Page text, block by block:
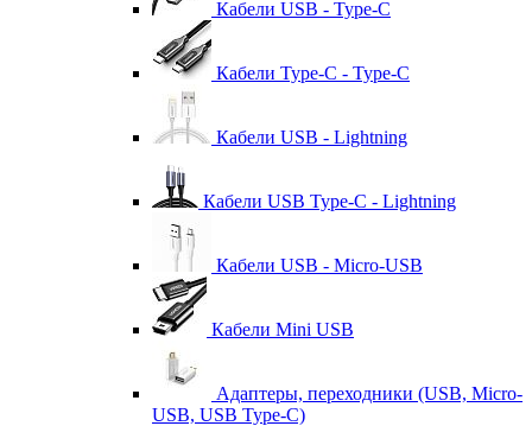
Кабели USB - Type-C
Кабели Type-C - Type-C
Кабели USB - Lightning
Кабели USB Type-C - Lightning
Кабели USB - Micro-USB
Кабели Mini USB
Адаптеры, переходники (USB, Micro-
USB, USB Type-C)